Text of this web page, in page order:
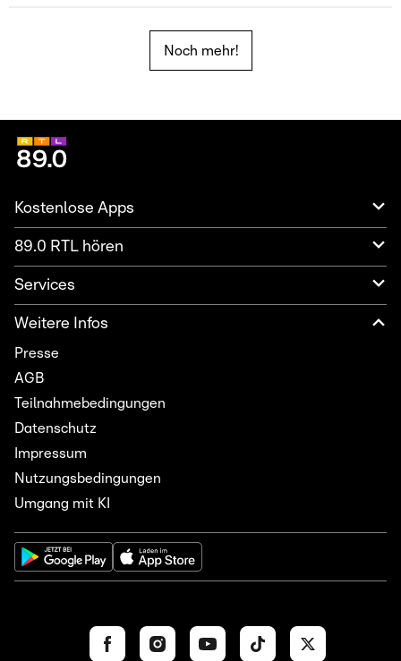
Noch mehr!
Kostenlose Apps
89.0 RTL hören
Services
Weitere Infos
Presse
AGB
Teilnahmebedingungen
Datenschutz
Impressum
Nutzungsbedingungen
Umgang mit KI